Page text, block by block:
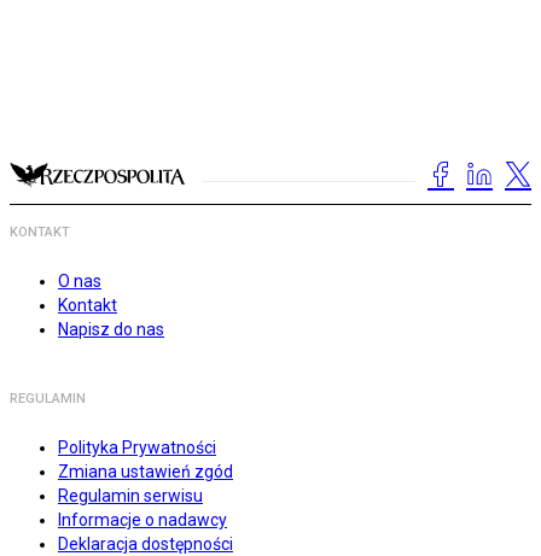
KONTAKT
O nas
Kontakt
Napisz do nas
REGULAMIN
Polityka Prywatności
Zmiana ustawień zgód
Regulamin serwisu
Informacje o nadawcy
Deklaracja dostępności